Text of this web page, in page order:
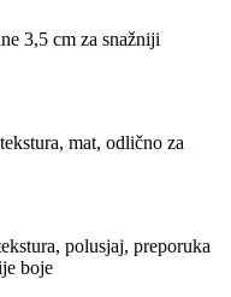
3,5 cm za snažniji
mat, odlično za
polusjaj, preporuka
boje